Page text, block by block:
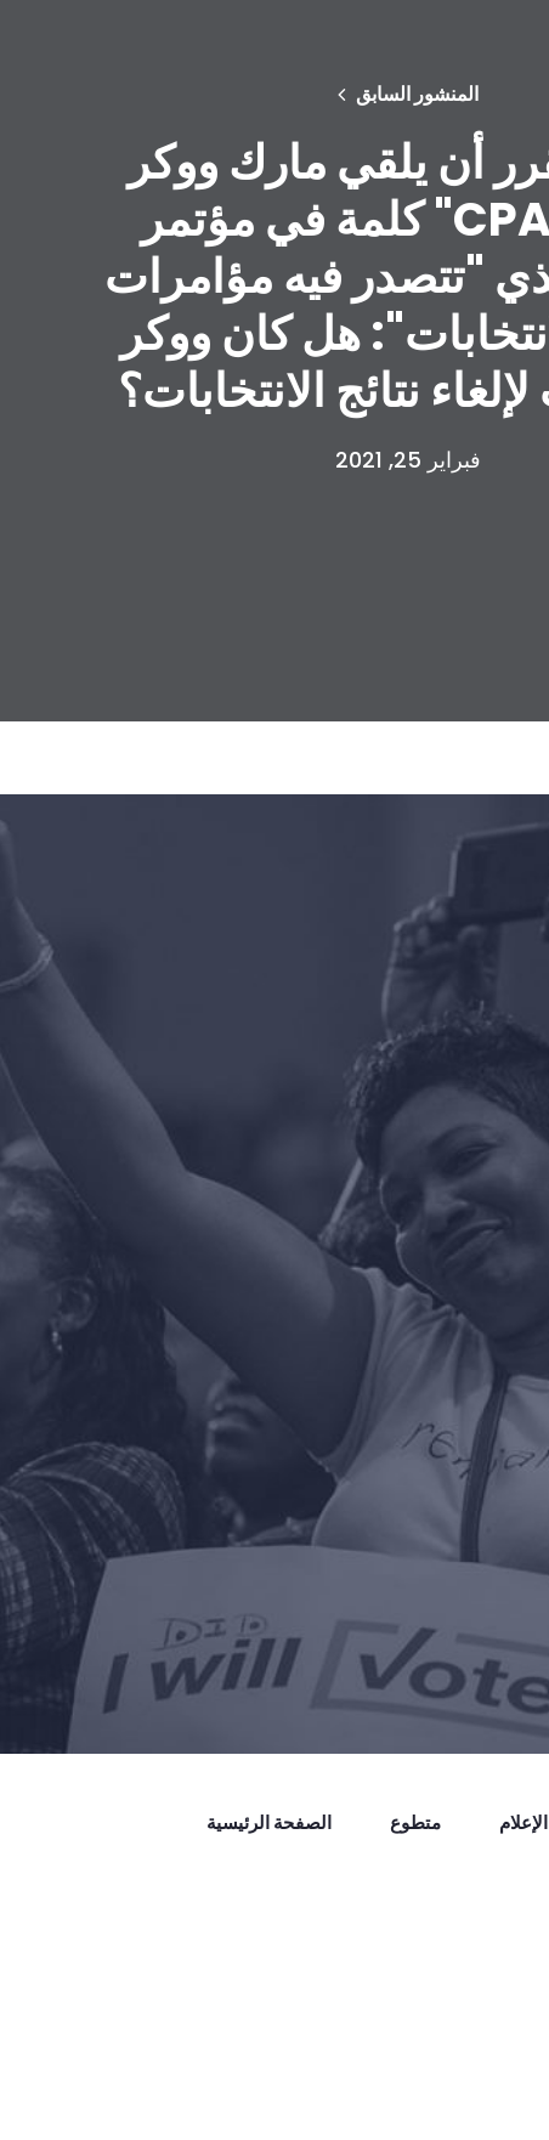
المنشور السابق
أن يلقي مارك ووكر
كلمة في مؤتمر "CPAC" في
"تتصدر فيه مؤامرات
هل كان ووكر
نتائج الانتخابات؟
فبراير 25, 2021
الصفحة الرئيسية متطوع